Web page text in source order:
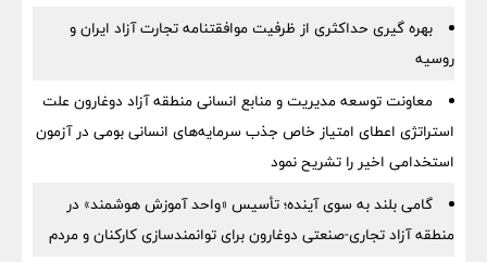
بهره گیری حداکثری از ظرفیت موافقتنامه تجارت آزاد ایران و
روسیه
معاونت توسعه مدیریت و منابع انسانی منطقه آزاد دوغارون علت
استراتژی اعطای امتیاز خاص جذب سرمایه‌های انسانی بومی در آزمون
استخدامی اخیر را تشریح نمود
گامی بلند به سوی آینده؛ تأسیس «واحد آموزش هوشمند» در
منطقه آزاد تجاری-صنعتی دوغارون برای توانمندسازی کارکنان و مردم